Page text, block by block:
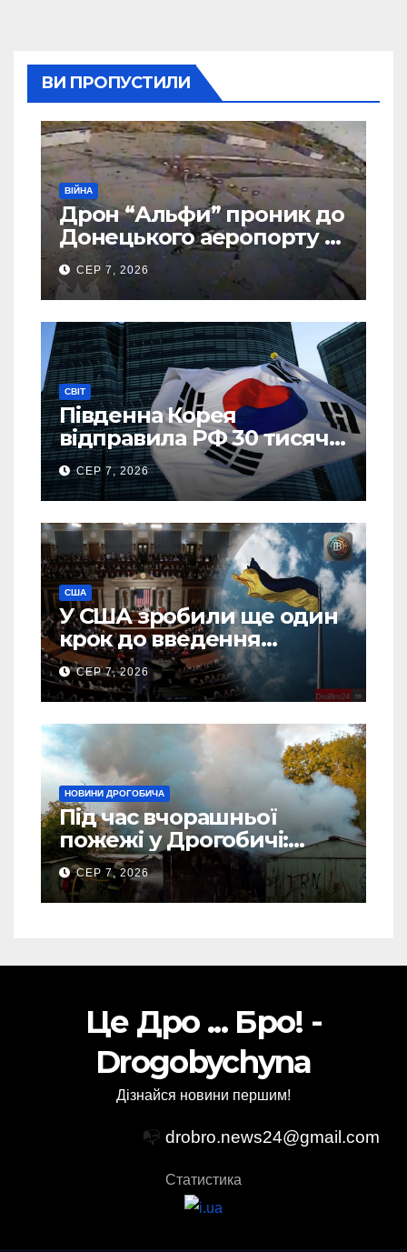
ВИ ПРОПУСТИЛИ
ВІЙНА
Дрон “Альфи” проник до
Донецького аеропорту та
спалив “Шахед” ще до
запуску
СЕР 7, 2026
СВІТ
Південна Корея
відправила РФ 30 тисяч
тонн авіапалива
СЕР 7, 2026
США
У США зробили ще один
крок до введення
“пекельних санкцій”
проти Росії
СЕР 7, 2026
НОВИНИ ДРОГОБИЧА
Під час вчорашньої
пожежі у Дрогобичі:
“врятовано” 4 гаражі
(Відео)
СЕР 7, 2026
Це Дро ... Бро! -
Drogobychyna
Дізнайся новини першим!
📭 drobro.news24@gmail.com
Статистика